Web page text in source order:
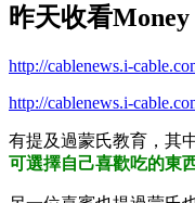
昨天收看Money
http://cablenews.i-
http://cablenews.i-
有提及過蒙氏教育，其
可選擇自己喜歡吃的東